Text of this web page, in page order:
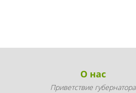
О нас
Приветствие губернатора